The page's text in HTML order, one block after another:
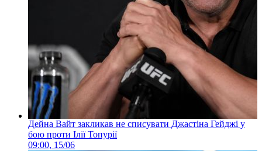
Дейна Вайт закликав не списувати Джастіна Гейджі у
бою проти Ілії Топурії
09:00, 15/06